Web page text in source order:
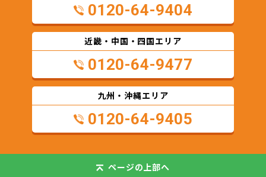
0120-64-9404
近畿・中国・四国エリア
0120-64-9477
九州・沖縄エリア
0120-64-9405
ページの 上部へ